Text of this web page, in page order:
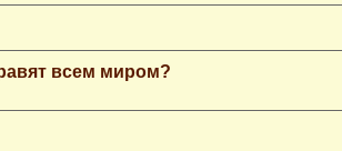
всем миром?